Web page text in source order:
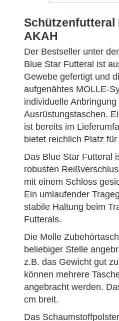
Schützenfutteral
AKAH
Der Bestseller unter
Blue Star Futteral ist
Gewebe gefertigt und
aufgenähtes MOLLE-
individuelle Anbringung
Ausrüstungstaschen.
ist bereits im
bietet reichlich Platz
Das Blue Star Futteral
robusten
mit einem Schloss
Ein umlaufender
stabile Haltung beim
Futterals.
Die Molle
beliebiger Stelle
z.B. das Gewicht gut
können mehrere
angebracht werden.
cm breit.
Das